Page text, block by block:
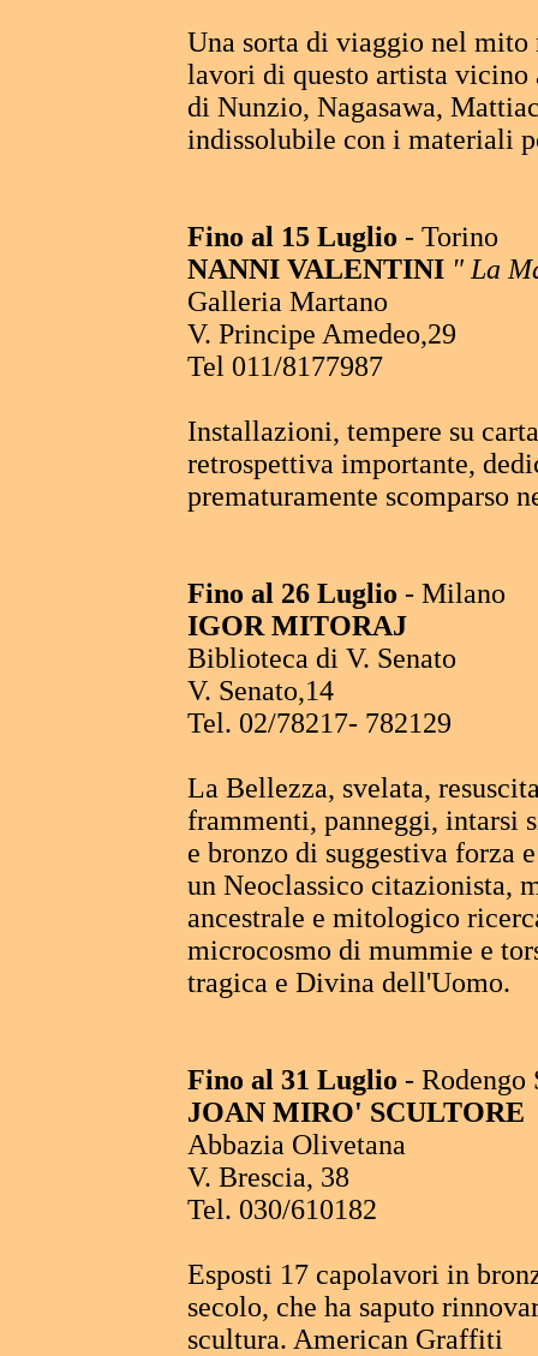
Una sorta di viaggio nel mito
lavori di questo artista vicino
di Nunzio, Nagasawa,
indissolubile con i materiali
Fino al 15 Luglio - Torino
NANNI VALENTINI " La
Galleria Martano
V. Principe Amedeo,29
Tel 011/8177987
Installazioni, tempere su
retrospettiva importante,
prematuramente scomparso
Fino al 26 Luglio - Milano
IGOR MITORAJ
Biblioteca di V. Senato
V. Senato,14
Tel. 02/78217- 782129
La Bellezza, svelata,
frammenti, panneggi, intarsi
e bronzo di suggestiva forza
un Neoclassico citazionista,
ancestrale e mitologico
microcosmo di mummie e
tragica e Divina dell'Uomo.
Fino al 31 Luglio - Rodengo
JOAN MIRO' SCULTORE
Abbazia Olivetana
V. Brescia, 38
Tel. 030/610182
Esposti 17 capolavori in
secolo, che ha saputo
scultura. American Graffiti